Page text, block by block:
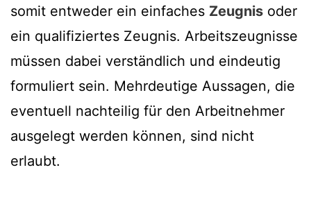
somit entweder ein einfaches Zeugnis oder
ein qualifiziertes Zeugnis. Arbeitszeugnisse
müssen dabei verständlich und eindeutig
formuliert sein. Mehrdeutige Aussagen, die
eventuell nachteilig für den Arbeitnehmer
ausgelegt werden können, sind nicht
erlaubt.